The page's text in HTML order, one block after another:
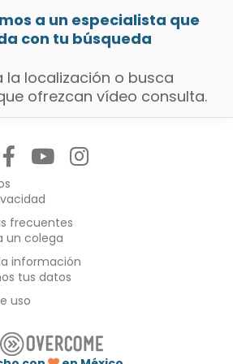
a un especialista que
con tu búsqueda
localización o busca
ofrezcan vídeo consulta.
frecuentes
un colega
información
tus datos
uso